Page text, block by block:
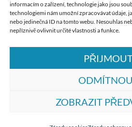
informacím o zařízení, technologie jako jsou
technologiemi nám umožní zpracovávat údaje,
nebo jedinečná ID na tomto webu. Nesouhlas
nepříznivě ovlivnit určité vlastnosti a funkce.
ZOBRAZIT
487 881 111
podatelna@mucl.cz